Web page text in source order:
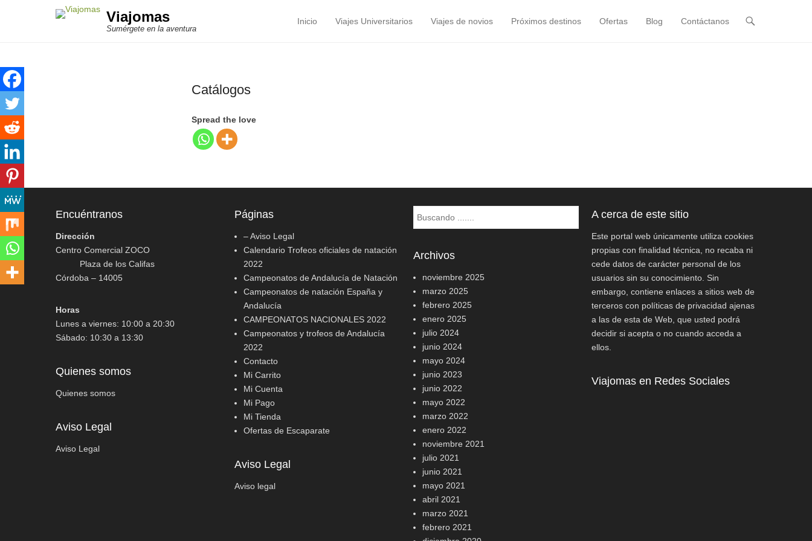
Viajomas
Sumérgete en la aventura
Menú principal
Saltar al contenido
Inicio Viajes Universitarios Viajes de novios Próximos destinos Ofertas Blog Contáctanos
Catálogos
Spread the love
Encuéntranos
Dirección
Centro Comercial ZOCO
Plaza de los Califas
Córdoba – 14005
Horas
Lunes a viernes: 10:00 a 20:30
Sábado: 10:30 a 13:30
Quienes somos
Quienes somos
Aviso Legal
Aviso Legal
Páginas
– Aviso Legal
Calendario Trofeos oficiales de natación
2022
Campeonatos de Andalucía de Natación
Campeonatos de natación España y
Andalucía
CAMPEONATOS NACIONALES 2022
Campeonatos y trofeos de Andalucía
2022
Contacto
Mi Carrito
Mi Cuenta
Mi Pago
Mi Tienda
Ofertas de Escaparate
Aviso Legal
Aviso legal
Buscar
Archivos
noviembre 2025
marzo 2025
febrero 2025
enero 2025
julio 2024
junio 2024
mayo 2024
junio 2023
junio 2022
mayo 2022
marzo 2022
enero 2022
noviembre 2021
julio 2021
junio 2021
mayo 2021
abril 2021
marzo 2021
febrero 2021
A cerca de este sitio
Este portal web únicamente utiliza cookies
propias con finalidad técnica, no recaba ni
cede datos de carácter personal de los
usuarios sin su conocimiento. Sin
embargo, contiene enlaces a sitios web de
terceros con políticas de privacidad ajenas
a las de esta de Web, que usted podrá
decidir si acepta o no cuando acceda a
ellos.
Viajomas en Redes Sociales